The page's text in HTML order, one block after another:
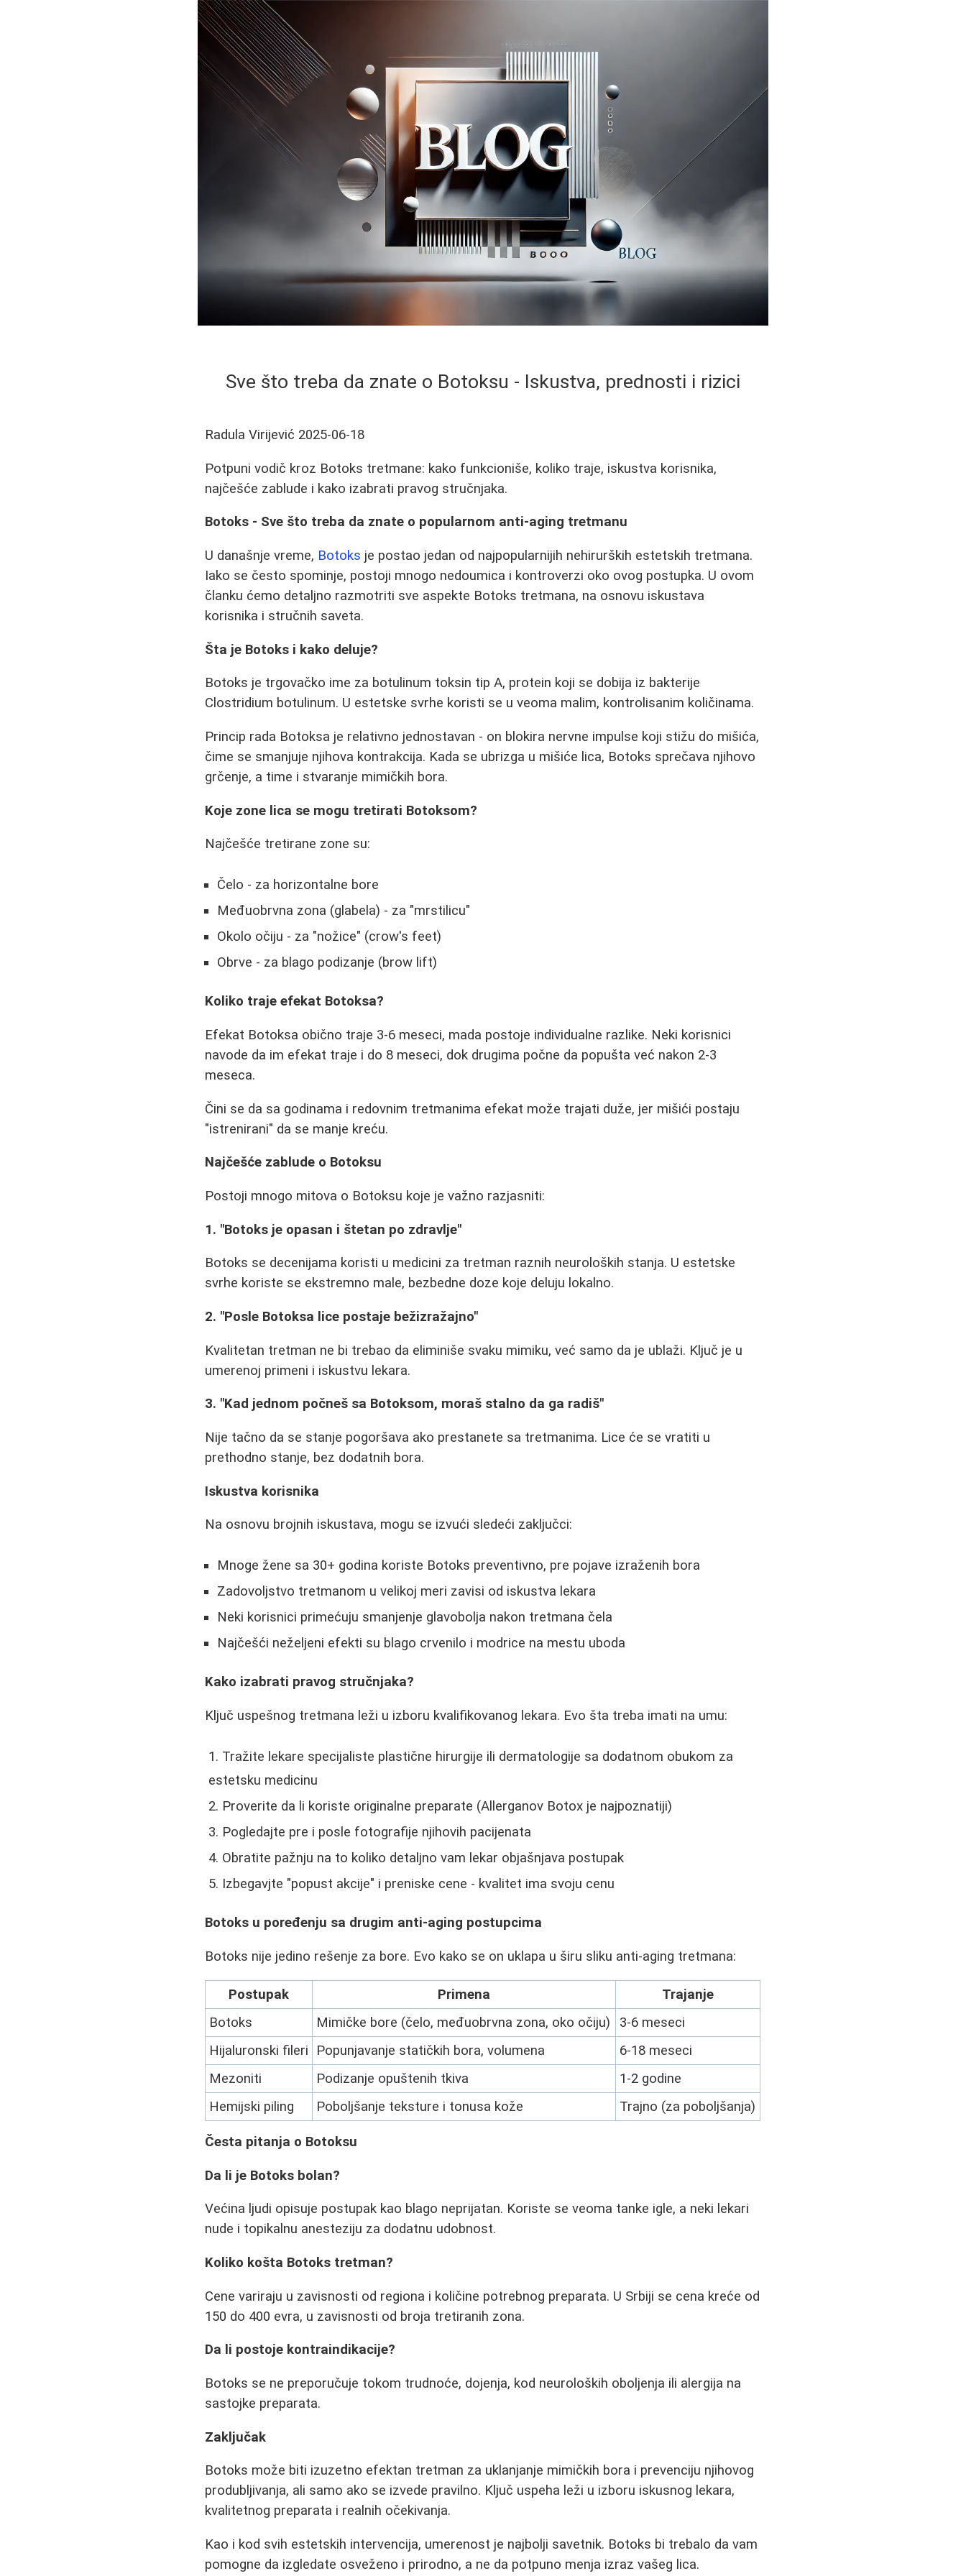
Sve što treba da znate o Botoksu - Iskustva, prednosti i rizici
Radula Virijević 2025-06-18
Potpuni vodič kroz Botoks tretmane: kako funkcioniše, koliko traje, iskustva korisnika,
najčešće zablude i kako izabrati pravog stručnjaka.
Botoks - Sve što treba da znate o popularnom anti-aging tretmanu
U današnje vreme, Botoks je postao jedan od najpopularnijih nehirurških estetskih tretmana.
Iako se često spominje, postoji mnogo nedoumica i kontroverzi oko ovog postupka. U ovom
članku ćemo detaljno razmotriti sve aspekte Botoks tretmana, na osnovu iskustava
korisnika i stručnih saveta.
Šta je Botoks i kako deluje?
Botoks je trgovačko ime za botulinum toksin tip A, protein koji se dobija iz bakterije
Clostridium botulinum. U estetske svrhe koristi se u veoma malim, kontrolisanim količinama.
Princip rada Botoksa je relativno jednostavan - on blokira nervne impulse koji stižu do mišića,
čime se smanjuje njihova kontrakcija. Kada se ubrizga u mišiće lica, Botoks sprečava njihovo
grčenje, a time i stvaranje mimičkih bora.
Koje zone lica se mogu tretirati Botoksom?
Najčešće tretirane zone su:
Čelo - za horizontalne bore
Međuobrvna zona (glabela) - za "mrstilicu"
Okolo očiju - za "nožice" (crow's feet)
Obrve - za blago podizanje (brow lift)
Koliko traje efekat Botoksa?
Efekat Botoksa obično traje 3-6 meseci, mada postoje individualne razlike. Neki korisnici
navode da im efekat traje i do 8 meseci, dok drugima počne da popušta već nakon 2-3
meseca.
Čini se da sa godinama i redovnim tretmanima efekat može trajati duže, jer mišići postaju
"istrenirani" da se manje kreću.
Najčešće zablude o Botoksu
Postoji mnogo mitova o Botoksu koje je važno razjasniti:
1. "Botoks je opasan i štetan po zdravlje"
Botoks se decenijama koristi u medicini za tretman raznih neuroloških stanja. U estetske
svrhe koriste se ekstremno male, bezbedne doze koje deluju lokalno.
2. "Posle Botoksa lice postaje bežizražajno"
Kvalitetan tretman ne bi trebao da eliminiše svaku mimiku, već samo da je ublaži. Ključ je u
umerenoj primeni i iskustvu lekara.
3. "Kad jednom počneš sa Botoksom, moraš stalno da ga radiš"
Nije tačno da se stanje pogoršava ako prestanete sa tretmanima. Lice će se vratiti u
prethodno stanje, bez dodatnih bora.
Iskustva korisnika
Na osnovu brojnih iskustava, mogu se izvući sledeći zaključci:
Mnoge žene sa 30+ godina koriste Botoks preventivno, pre pojave izraženih bora
Zadovoljstvo tretmanom u velikoj meri zavisi od iskustva lekara
Neki korisnici primećuju smanjenje glavobolja nakon tretmana čela
Najčešći neželjeni efekti su blago crvenilo i modrice na mestu uboda
Kako izabrati pravog stručnjaka?
Ključ uspešnog tretmana leži u izboru kvalifikovanog lekara. Evo šta treba imati na umu:
Tražite lekare specijaliste plastične hirurgije ili dermatologije sa dodatnom obukom za
estetsku medicinu
Proverite da li koriste originalne preparate (Allerganov Botox je najpoznatiji)
Pogledajte pre i posle fotografije njihovih pacijenata
Obratite pažnju na to koliko detaljno vam lekar objašnjava postupak
Izbegavjte "popust akcije" i preniske cene - kvalitet ima svoju cenu
Botoks u poređenju sa drugim anti-aging postupcima
Botoks nije jedino rešenje za bore. Evo kako se on uklapa u širu sliku anti-aging tretmana:
Postupak Primena
Trajanje
Botoks
Mimičke bore (čelo, međuobrvna zona, oko očiju)
3-6 meseci
Hijaluronski fileri
Popunjavanje statičkih bora, volumena
6-18 meseci
Mezoniti
Podizanje opuštenih tkiva
1-2 godine
Hemijski piling
Poboljšanje teksture i tonusa kože Trajno (za poboljšanja)
Česta pitanja o Botoksu
Da li je Botoks bolan?
Većina ljudi opisuje postupak kao blago neprijatan. Koriste se veoma tanke igle, a neki lekari
nude i topikalnu anesteziju za dodatnu udobnost.
Koliko košta Botoks tretman?
Cene variraju u zavisnosti od regiona i količine potrebnog preparata. U Srbiji se cena kreće od
150 do 400 evra, u zavisnosti od broja tretiranih zona.
Da li postoje kontraindikacije?
Botoks se ne preporučuje tokom trudnoće, dojenja, kod neuroloških oboljenja ili alergija na
sastojke preparata.
Zaključak
Botoks može biti izuzetno efektan tretman za uklanjanje mimičkih bora i prevenciju njihovog
produbljivanja, ali samo ako se izvede pravilno. Ključ uspeha leži u izboru iskusnog lekara,
kvalitetnog preparata i realnih očekivanja.
Kao i kod svih estetskih intervencija, umerenost je najbolji savetnik. Botoks bi trebalo da vam
pomogne da izgledate osveženo i prirodno, a ne da potpuno menja izraz vašeg lica.